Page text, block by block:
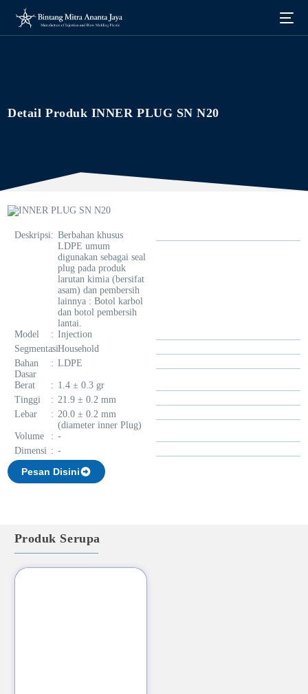
Detail Produk INNER PLUG SN N20
Deskripsi: Berbahan khusus
LDPE umum
digunakan sebagai seal
plug pada produk
larutan kimia (bersifat
asam) dan pembersih
lainnya : Botol karbol
dan botol pembersih
lantai.
Model
: Injection
Segmentasi
: Household
Bahan
Dasar
: LDPE
Berat : 1.4 ± 0.3 gr
Tinggi
: 21.9 ± 0.2 mm
Lebar
: 20.0 ± 0.2 mm
(diameter inner Plug)
Volume
: -
Dimensi : -
Pesan Disini
Produk Serupa
English